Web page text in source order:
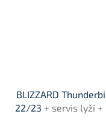
BLIZZARD
22/23 + servis lyží +